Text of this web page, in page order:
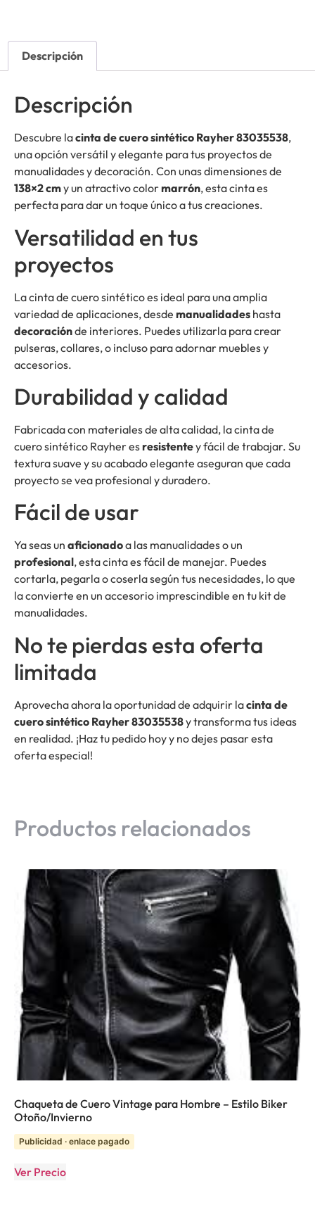
Descripción
Descripción
Descubre lacinta de cuero sintético Rayher 83035538,
una opción versátil y elegante para tus proyectos de
manualidades y decoración. Con unas dimensiones de
138×2 cmy un atractivo colormarrón, esta cinta es
perfecta para dar un toque único a tus creaciones.
Versatilidad en tus
proyectos
La cinta de cuero sintético es ideal para una amplia
variedad de aplicaciones, desde manualidades hasta
decoraciónde interiores. Puedes utilizarla para crear
pulseras, collares, o incluso para adornar muebles y
accesorios.
Durabilidad y calidad
Fabricada con materiales de alta calidad, la cinta de
cuero sintético Rayher esresistentey fácil de trabajar. Su
textura suave y su acabado elegante aseguran que cada
proyecto se vea profesional y duradero.
Fácil de usar
Ya seas un aficionadoa las manualidades o un
profesional, esta cinta es fácil de manejar. Puedes
cortarla, pegarla o coserla según tus necesidades, lo que
la convierte en un accesorio imprescindible en tu kit de
manualidades.
No te pierdas esta oferta
limitada
Aprovecha ahora la oportunidad de adquirir lacinta de
cuero sintético Rayher 83035538y transforma tus ideas
en realidad. ¡Haz tu pedido hoy y no dejes pasar esta
oferta especial!
Productos relacionados
Chaqueta de Cuero Vintage para Hombre – Estilo Biker
Otoño/Invierno
Publicidad · enlace pagado
Ver Precio